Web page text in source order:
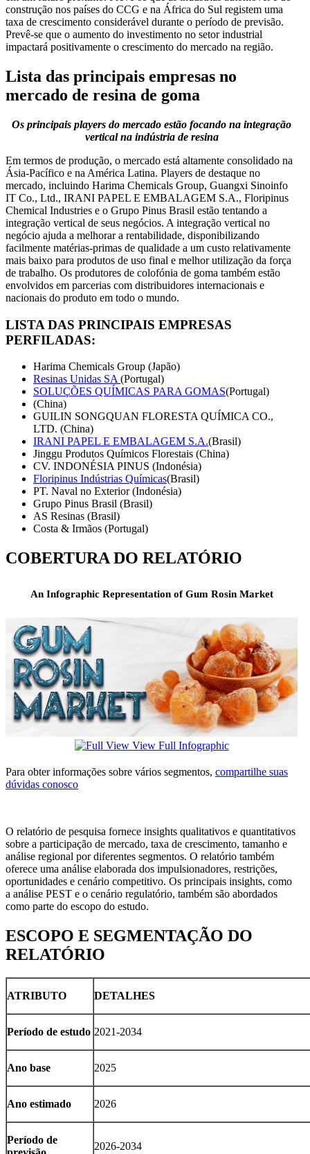
construção nos países do CCG e na África do Sul registem uma
taxa de crescimento considerável durante o período de previsão.
Prevê-se que o aumento do investimento no setor industrial
impactará positivamente o crescimento do mercado na região.
Lista das principais empresas no
mercado de resina de goma
Os principais players do mercado estão focando na integração
vertical na indústria de resina
Em termos de produção, o mercado está altamente consolidado na
Ásia-Pacífico e na América Latina. Players de destaque no
mercado, incluindo Harima Chemicals Group, Guangxi Sinoinfo
IT Co., Ltd., IRANI PAPEL E EMBALAGEM S.A., Floripinus
Chemical Industries e o Grupo Pinus Brasil estão tentando a
integração vertical de seus negócios. A integração vertical no
negócio ajuda a melhorar a rentabilidade, disponibilizando
facilmente matérias-primas de qualidade a um custo relativamente
mais baixo para produtos de uso final e melhor utilização da força
de trabalho. Os produtores de colofónia de goma também estão
envolvidos em parcerias com distribuidores internacionais e
nacionais do produto em todo o mundo.
LISTA DAS PRINCIPAIS EMPRESAS
PERFILADAS:
Harima Chemicals Group (Japão)
Resinas Unidas SA (Portugal)
SOLUÇÕES QUÍMICAS PARA GOMAS(Portugal)
(China)
GUILIN SONGQUAN FLORESTA QUÍMICA CO.,
LTD. (China)
IRANI PAPEL E EMBALAGEM S.A.(Brasil)
Jinggu Produtos Químicos Florestais (China)
CV. INDONÉSIA PINUS (Indonésia)
Floripinus Indústrias Químicas(Brasil)
PT. Naval no Exterior (Indonésia)
Grupo Pinus Brasil (Brasil)
AS Resinas (Brasil)
Costa & Irmãos (Portugal)
COBERTURA DO RELATÓRIO
An Infographic Representation of Gum Rosin Market
View Full Infographic
Para obter informações sobre vários segmentos, compartilhe suas
dúvidas conosco
O relatório de pesquisa fornece insights qualitativos e quantitativos
sobre a participação de mercado, taxa de crescimento, tamanho e
análise regional por diferentes segmentos. O relatório também
oferece uma análise elaborada dos impulsionadores, restrições,
oportunidades e cenário competitivo. Os principais insights, como
a análise PEST e o cenário regulatório, também são abordados
como parte do escopo do estudo.
ESCOPO E SEGMENTAÇÃO DO
RELATÓRIO
ATRIBUTO DETALHES
Período de estudo 2021-2034
Ano base 2025
Ano estimado 2026
Período de
2026-2034